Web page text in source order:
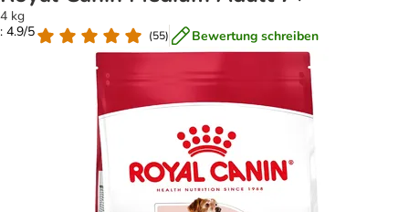
4 kg
: 4.9/5
(55) Bewertung schreiben